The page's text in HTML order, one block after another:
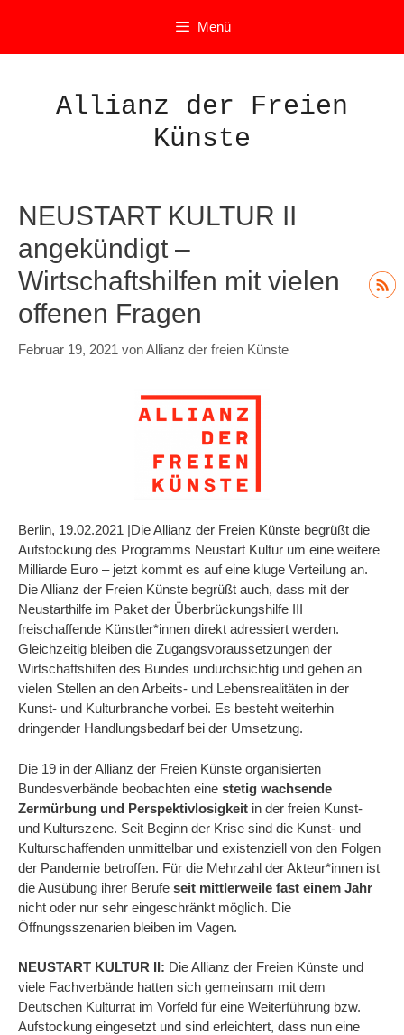
Menü
Allianz der Freien
Künste
NEUSTART KULTUR II
angekündigt –
Wirtschaftshilfen mit vielen
offenen Fragen
Februar 19, 2021 vonAllianz der freien Künste
Berlin, 19.02.2021 |Die Allianz der Freien Künste begrüßt die
Aufstockung des Programms Neustart Kultur um eine weitere
Milliarde Euro – jetzt kommt es auf eine kluge Verteilung an.
Die Allianz der Freien Künste begrüßt auch, dass mit der
Neustarthilfe im Paket der Überbrückungshilfe III
freischaffende Künstler*innen direkt adressiert werden.
Gleichzeitig bleiben die Zugangsvoraussetzungen der
Wirtschaftshilfen des Bundes undurchsichtig und gehen an
vielen Stellen an den Arbeits- und Lebensrealitäten in der
Kunst- und Kulturbranche vorbei. Es besteht weiterhin
dringender Handlungsbedarf bei der Umsetzung.
Die 19 in der Allianz der Freien Künste organisierten
Bundesverbände beobachten eine stetig wachsende
Zermürbung und Perspektivlosigkeit in der freien Kunst-
und Kulturszene. Seit Beginn der Krise sind die Kunst- und
Kulturschaffenden unmittelbar und existenziell von den Folgen
der Pandemie betroffen. Für die Mehrzahl der Akteur*innen ist
die Ausübung ihrer Berufe seit mittlerweile fast einem Jahr
nicht oder nur sehr eingeschränkt möglich. Die
Öffnungsszenarien bleiben im Vagen.
NEUSTART KULTUR II: Die Allianz der Freien Künste und
viele Fachverbände hatten sich gemeinsam mit dem
Deutschen Kulturrat im Vorfeld für eine Weiterführung bzw.
Aufstockung eingesetzt und sind erleichtert, dass nun eine